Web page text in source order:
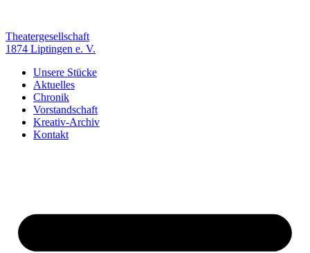
springen
Theatergesellschaft
1874 Liptingen e. V.
Unsere Stücke
Aktuelles
Chronik
Vorstandschaft
Kreativ-Archiv
Kontakt